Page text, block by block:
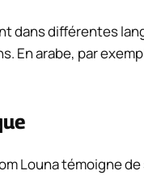
dans différentes
En arabe, par
Louna témoigne